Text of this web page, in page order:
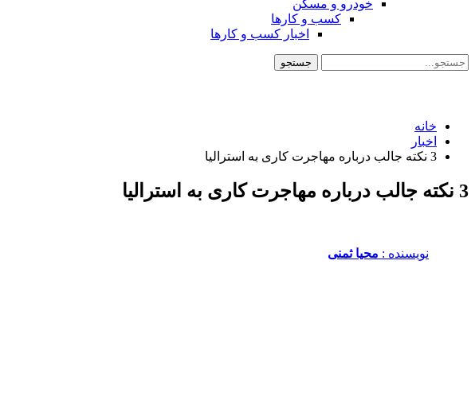
خودرو و مسکن
کسب و کارها
اخبار کسب و کارها
خانه
اخبار
3 نکته جالب درباره مهاجرت کاری به استرالیا
3 نکته جالب درباره مهاجرت کاری به استرالیا
نویسنده :‌ محیا ثمنی